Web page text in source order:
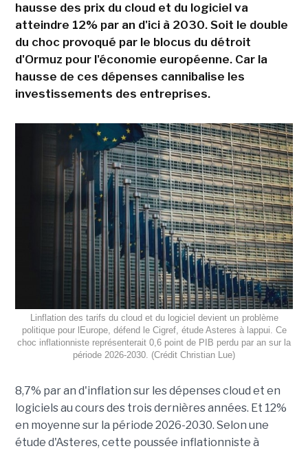
hausse des prix du cloud et du logiciel va
atteindre 12% par an d'ici à 2030. Soit le double
du choc provoqué par le blocus du détroit
d'Ormuz pour l'économie européenne. Car la
hausse de ces dépenses cannibalise les
investissements des entreprises.
Linflation des tarifs du cloud et du logiciel devient un problème
politique pour lEurope, défend le Cigref, étude Asteres à lappui. Ce
choc inflationniste représenterait 0,6 point de PIB perdu par an sur la
période 2026-2030. (Crédit Christian Lue)
8,7% par an d'inflation sur les dépenses cloud et en
logiciels au cours des trois dernières années. Et 12%
en moyenne sur la période 2026-2030. Selon une
étude d'Asteres, cette poussée inflationniste à